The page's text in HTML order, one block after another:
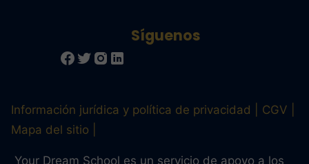
Información jurídica y política de privacidad
CGV
Mapa del sitio
Your Dream School es un servicio de apoyo a los